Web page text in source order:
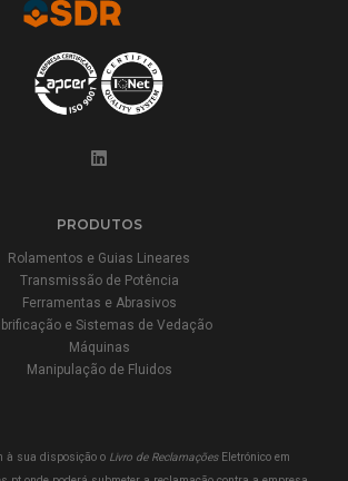
PRODUTOS
Rolamentos e Guias Lineares
Transmissão de Potência
Ferramentas e Abrasivos
e Sistemas de Vedação
Máquinas
Manipulação de Fluidos
à sua disposição o Livro de ReclamaçõesEletrónico em